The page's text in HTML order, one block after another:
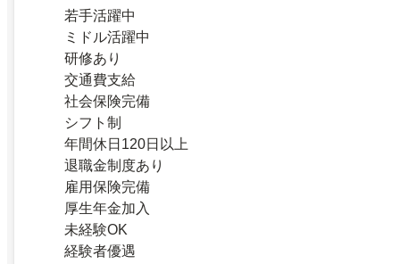
若手活躍中
ミドル活躍中
研修あり
交通費支給
社会保険完備
シフト制
年間休日120日以上
退職金制度あり
雇用保険完備
厚生年金加入
未経験OK
経験者優遇